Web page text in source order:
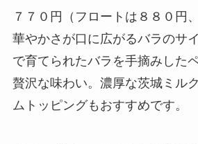
７７０円（フロートは８８０円
華やかさが口に広がるバラのサ
で育てられたバラを手摘みした
贅沢な味わい。濃厚な茨城ミル
ムトッピングもおすすめです。